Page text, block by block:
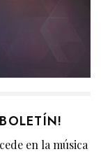
en la música